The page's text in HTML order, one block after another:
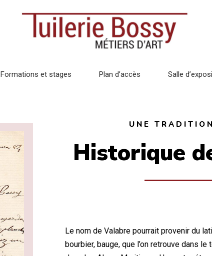
Formations et stages Plan d’accès Salle
UNE
Historique
Le nom de Valabre pourrait provenir du
bourbier, bauge, que l’on retrouve dans